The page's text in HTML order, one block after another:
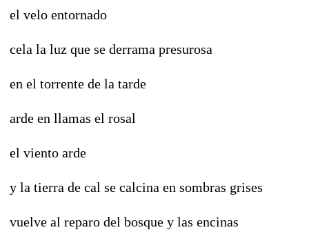
el velo entornado
cela la luz que se derrama presurosa
en el torrente de la tarde
arde en llamas el rosal
el viento arde
y la tierra de cal se calcina en sombras grises
vuelve al reparo del bosque y las encinas